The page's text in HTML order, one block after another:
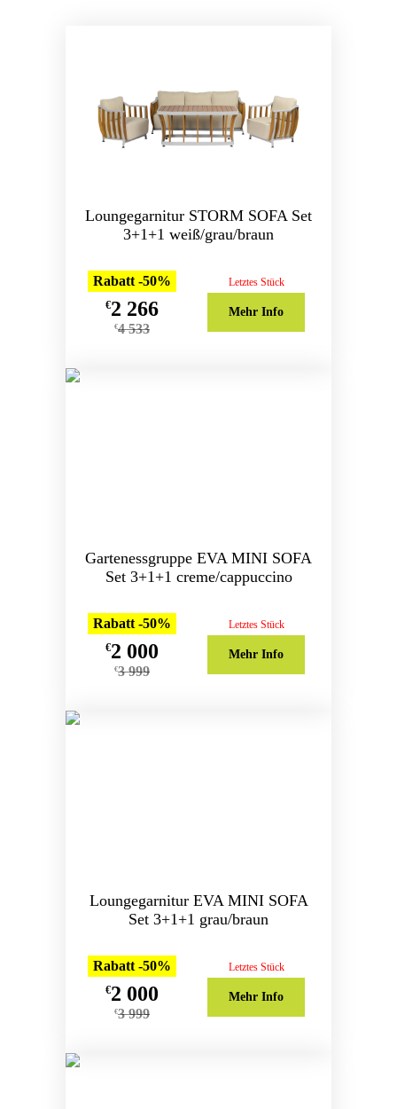
Loungegarnitur STORM SOFA Set
3+1+1 weiß/grau/braun
Rabatt -50%
€2 266
€4 533
Letztes Stück
Mehr Info
Gartenessgruppe EVA MINI SOFA
Set 3+1+1 creme/cappuccino
Rabatt -50%
€2 000
€3 999
Letztes Stück
Mehr Info
Loungegarnitur EVA MINI SOFA
Set 3+1+1 grau/braun
Rabatt -50%
€2 000
€3 999
Letztes Stück
Mehr Info